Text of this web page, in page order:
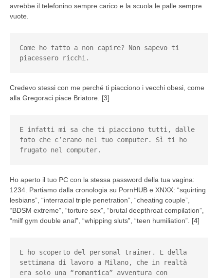
avrebbe il telefonino sempre carico e la scuola le palle sempre
vuote.
Come ho fatto a non capire? Non sapevo ti
piacessero ricchi.
Credevo stessi con me perché ti piacciono i vecchi obesi, come
alla Gregoraci piace Briatore. [3]
E infatti mi sa che ti piacciono tutti, dalle
foto che c’erano nel tuo computer. Sì ti ho
frugato nel computer.
Ho aperto il tuo PC con la stessa password della tua vagina:
1234. Partiamo dalla cronologia su PornHUB e XNXX: “squirting
lesbians”, “interracial triple penetration”, “cheating couple”,
“BDSM extreme”, “torture sex”, “brutal deepthroat compilation”,
“milf gym double anal”, “whipping sluts”, “teen humiliation”. [4]
E ho scoperto del personal trainer. E della
settimana di lavoro a Milano, che in realtà
era solo una “romantica” avventura con